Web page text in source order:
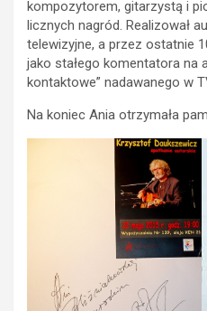
kompozytorem, gitarzystą i
licznych nagród. Realizował
telewizyjne, a przez ostatnie
jako stałego komentatora na
kontaktowe” nadawanego w
Na koniec Ania otrzymała